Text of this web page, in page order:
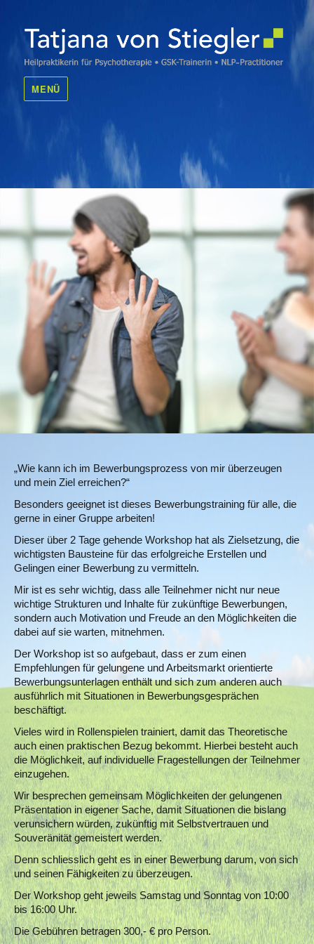
Tatjana von Stiegler
MENÜ
„Wie kann ich im Bewerbungsprozess von mir überzeugen
und mein Ziel erreichen?“
Besonders geeignet ist dieses Bewerbungstraining für alle, die
gerne in einer Gruppe arbeiten!
Dieser über 2 Tage gehende Workshop hat als Zielsetzung, die
wichtigsten Bausteine für das erfolgreiche Erstellen und
Gelingen einer Bewerbung zu vermitteln.
Mir ist es sehr wichtig, dass alle Teilnehmer nicht nur neue
wichtige Strukturen und Inhalte für zukünftige Bewerbungen,
sondern auch Motivation und Freude an den Möglichkeiten die
dabei auf sie warten, mitnehmen.
Der Workshop ist so aufgebaut, dass er zum einen
Empfehlungen für gelungene und Arbeitsmarkt orientierte
Bewerbungsunterlagen enthält und sich zum anderen auch
ausführlich mit Situationen in Bewerbungsgesprächen
beschäftigt.
Vieles wird in Rollenspielen trainiert, damit das Theoretische
auch einen praktischen Bezug bekommt. Hierbei besteht auch
die Möglichkeit, auf individuelle Fragestellungen der Teilnehmer
einzugehen.
Wir besprechen gemeinsam Möglichkeiten der gelungenen
Präsentation in eigener Sache, damit Situationen die bislang
verunsichern würden, zukünftig mit Selbstvertrauen und
Souveränität gemeistert werden.
Denn schliesslich geht es in einer Bewerbung darum, von sich
und seinen Fähigkeiten zu überzeugen.
Der Workshop geht jeweils Samstag und Sonntag von 10:00
bis 16:00 Uhr.
Die Gebühren betragen 300,- € pro Person.